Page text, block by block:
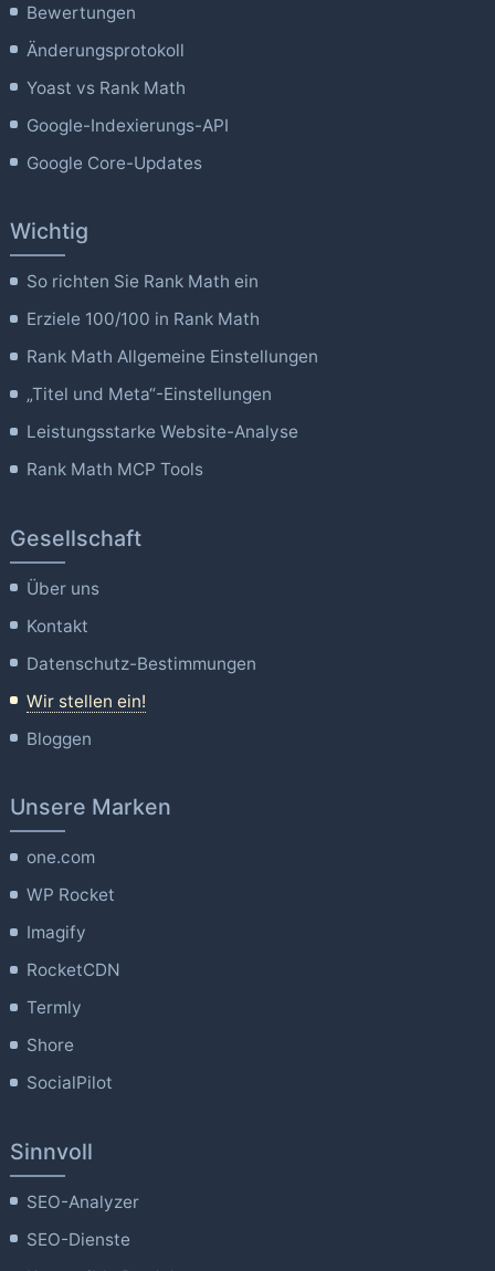
Bewertungen
Änderungsprotokoll
Yoast vs Rank Math
Google-Indexierungs-API
Google Core-Updates
Wichtig
So richten Sie Rank Math ein
Erziele 100/100 in Rank Math
Rank Math Allgemeine Einstellungen
„Titel und Meta“-Einstellungen
Leistungsstarke Website-Analyse
Rank Math MCP Tools
Gesellschaft
Über uns
Kontakt
Datenschutz-Bestimmungen
Wir stellen ein!
Bloggen
Unsere Marken
one.com
WP Rocket
Imagify
RocketCDN
Termly
Shore
SocialPilot
Sinnvoll
SEO-Analyzer
SEO-Dienste